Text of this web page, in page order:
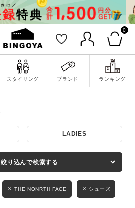
0
スタイリング ブランド ランキング
詳細検索
LADIES KIDS
LADIES
絞り込んで検索する
THE NONRTH FACE シューズ